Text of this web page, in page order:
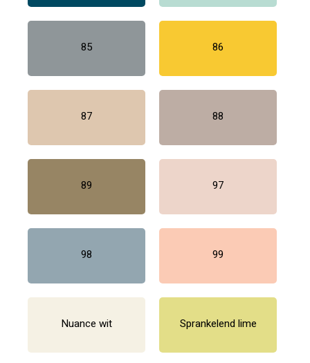
85 86
87 88
89 97
98 99
Nuance wit Sprankelend lime